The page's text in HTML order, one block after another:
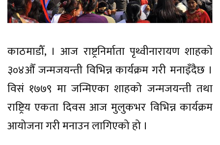
काठमाडौँ, । आज राष्ट्रनिर्माता पृथ्वीनारायण शाहको
३०४औँ जन्मजयन्ती विभिन्न कार्यक्रम गरी मनाइँदैछ ।
विसं १७७९ मा जन्मिएका शाहको जन्मजयन्ती तथा
राष्ट्रिय एकता दिवस आज मुलुकभर विभिन्न कार्यक्रम
आयोजना गरी मनाउन लागिएको हो ।